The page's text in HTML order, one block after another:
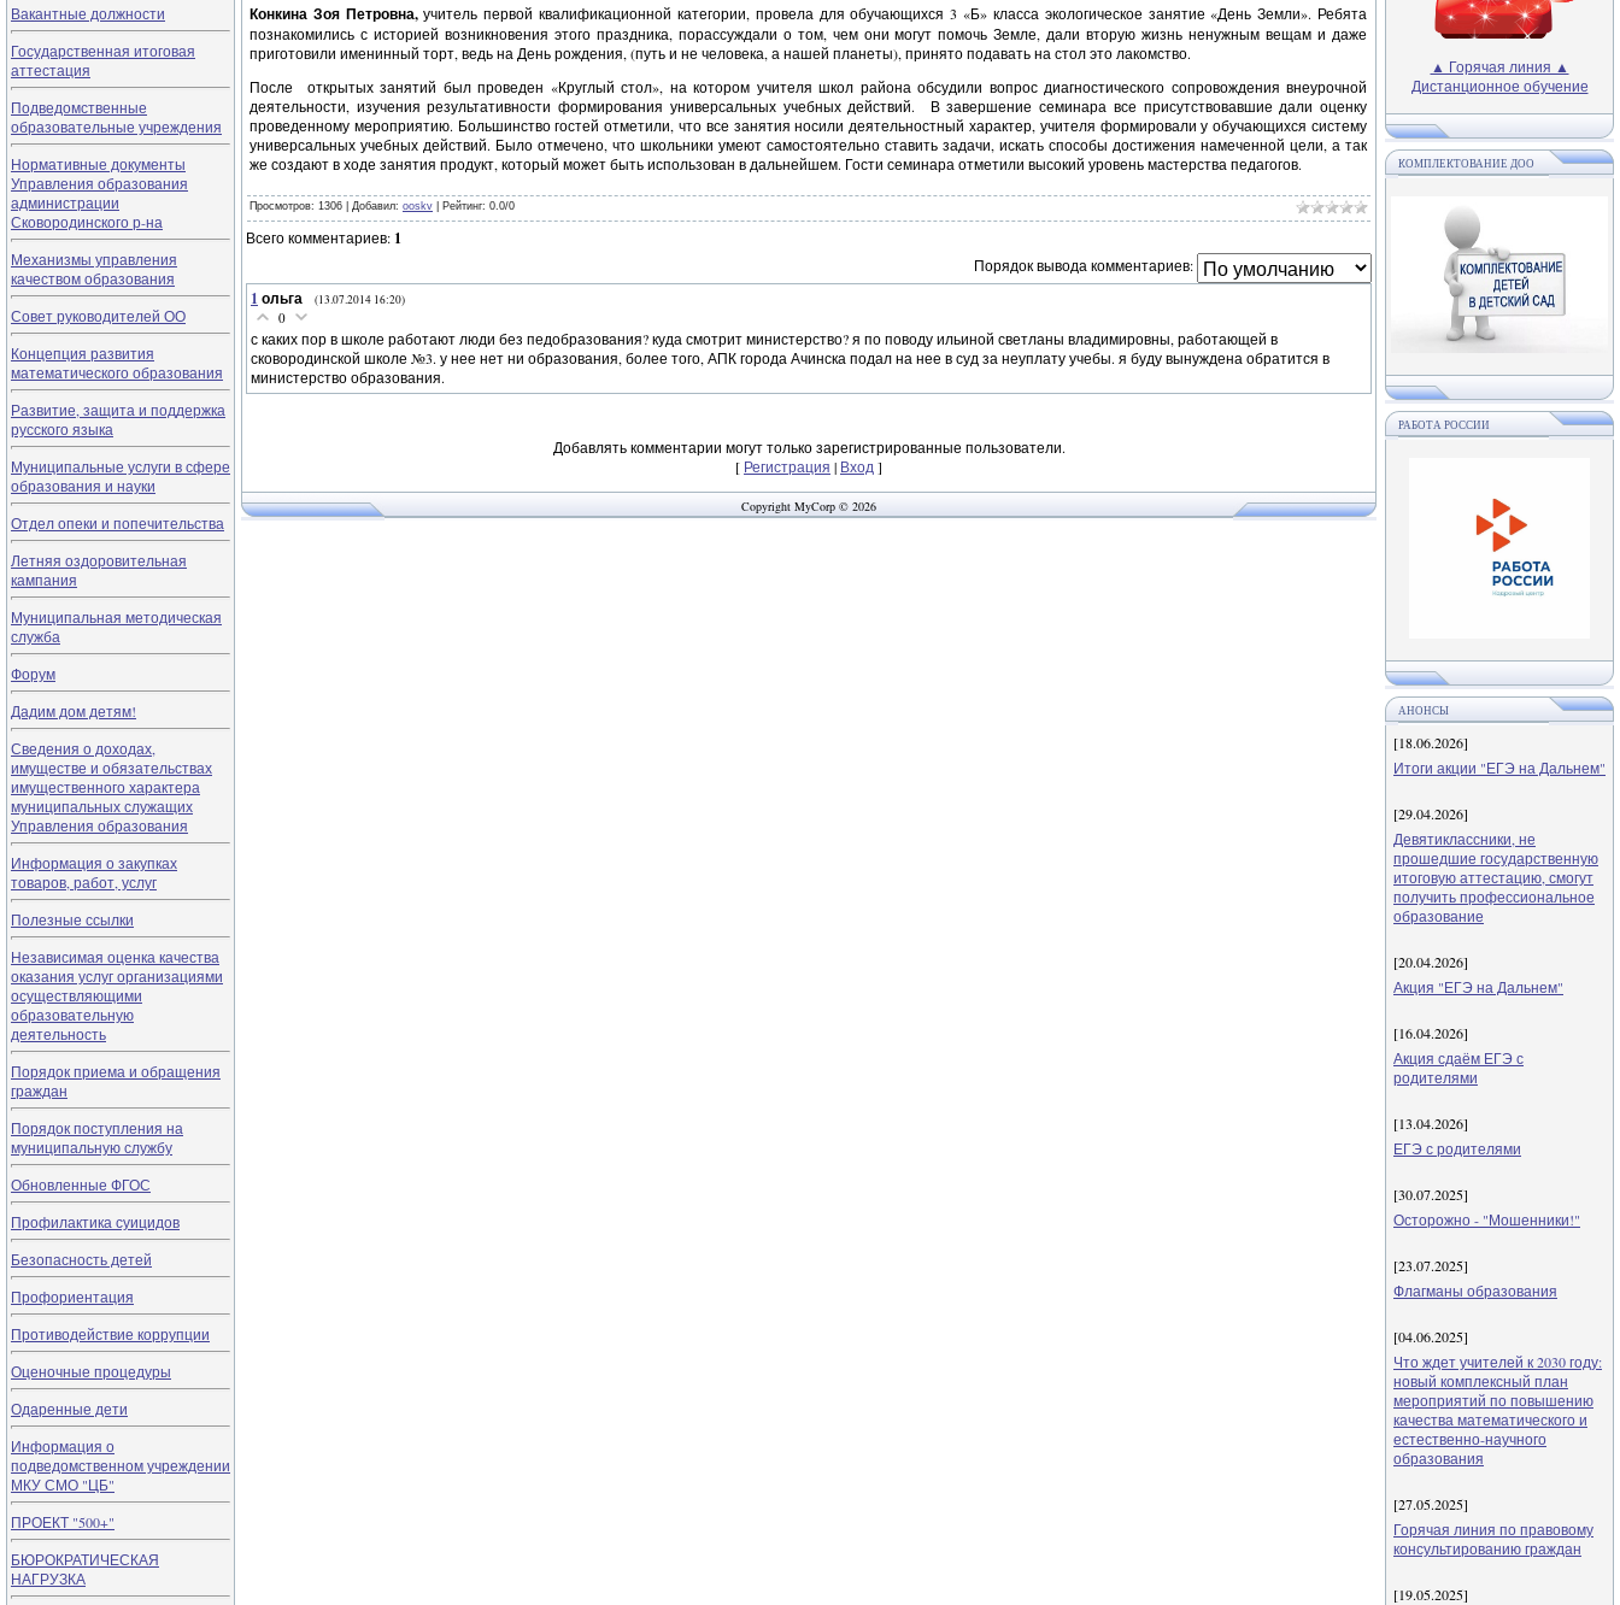
Вакантные должности
Государственная итоговая
аттестация
Подведомственные
образовательные учреждения
Нормативные документы
Управления образования
администрации
Сковородинского р-на
Механизмы управления
качеством образования
Совет руководителей ОО
Концепция развития
математического образования
Развитие, защита и поддержка
русского языка
Муниципальные услуги в сфере
образования и науки
Отдел опеки и попечительства
Летняя оздоровительная
кампания
Муниципальная методическая
служба
Форум
Дадим дом детям!
Сведения о доходах,
имуществе и обязательствах
имущественного характера
муниципальных служащих
Управления образования
Информация о закупках
товаров, работ, услуг
Полезные ссылки
Независимая оценка качества
оказания услуг организациями
осуществляющими
образовательную
деятельность
Порядок приема и обращения
граждан
Порядок поступления на
муниципальную службу
Обновленные ФГОС
Профилактика суицидов
Безопасность детей
Профориентация
Противодействие коррупции
Оценочные процедуры
Одаренные дети
Информация о
подведомственном учреждении
МКУ СМО "ЦБ"
ПРОЕКТ "500+"
БЮРОКРАТИЧЕСКАЯ
НАГРУЗКА
Конкина Зоя Петровна,учитель первой квалификационной категории, провела для обучающихся 3 «Б» класса экологическое занятие «День Земли». Ребята
познакомились с историей возникновения этого праздника, порассуждали о том, чем они могут помочь Земле, дали вторую жизнь ненужным вещам и даже
приготовили именинный торт, ведь на День рождения, (путь и не человека, а нашей планеты), принято подавать на стол это лакомство.
После открытых занятий был проведен «Круглый стол», на котором учителя школ района обсудили вопрос диагностического сопровождения внеурочной
деятельности, изучения результативности формирования универсальных учебных действий. В завершение семинара все присутствовавшие дали оценку
проведенному мероприятию. Большинство гостей отметили, что все занятия носили деятельностный характер, учителя формировали у обучающихся систему
универсальных учебных действий. Было отмечено, что школьники умеют самостоятельно ставить задачи, искать способы достижения намеченной цели, а так
же создают в ходе занятия продукт, который может быть использован в дальнейшем. Гости семинара отметили высокий уровень мастерства педагогов.
Просмотров: 1306 | Добавил: ooskv Рейтинг: 0.0/0
Всего комментариев: 1
Порядок вывода комментариев:
1 ольга (13.07.2014 16:20)
0
с каких пор в школе работают люди без педобразования? куда смотрит министерство? я по поводу ильиной светланы владимировны, работающей в
сковородинской школе №3. у нее нет ни образования, более того, АПК города Ачинска подал на нее в суд за неуплату учебы. я буду вынуждена обратится в
министерство образования.
Добавлять комментарии могут только зарегистрированные пользователи.
[ Регистрация | Вход ]
Copyright MyCorp © 2026
▲ Горячая линия ▲
Дистанционное обучение
КОМПЛЕКТОВАНИЕ ДОО
РАБОТА РОССИИ
АНОНСЫ
[18.06.2026]
Итоги акции "ЕГЭ на Дальнем"
[29.04.2026]
Девятиклассники, не
прошедшие государственную
итоговую аттестацию, смогут
получить профессиональное
образование
[20.04.2026]
Акция "ЕГЭ на Дальнем"
[16.04.2026]
Акция сдаём ЕГЭ с
родителями
[13.04.2026]
ЕГЭ с родителями
[30.07.2025]
Осторожно - "Мошенники!"
[23.07.2025]
Флагманы образования
[04.06.2025]
Что ждет учителей к 2030 году:
новый комплексный план
мероприятий по повышению
качества математического и
естественно-научного
образования
[27.05.2025]
Горячая линия по правовому
консультированию граждан
[19.05.2025]